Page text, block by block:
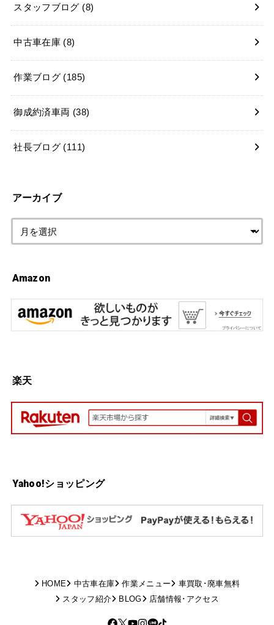
スタッフブログ (8)
中古車在庫 (8)
作業ブログ (185)
御成約済車両 (38)
社長ブログ (111)
アーカイブ
Amazon
楽天
Yahoo!ショッピング
HOME 中古車在庫 作業メニュー
車買取･廃車無料
スタッフ紹介
BLOG 店舗情報･アクセス